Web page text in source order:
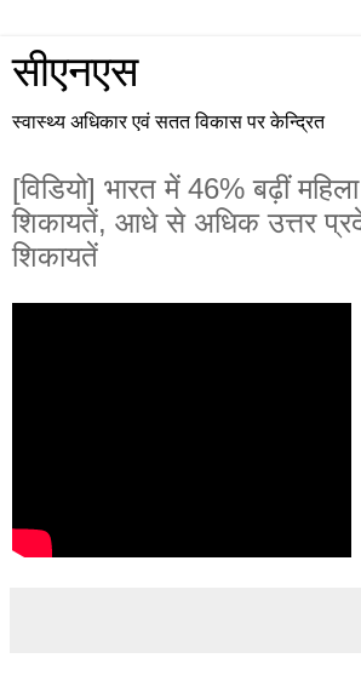
सीएनएस
स्वास्थ्य अधिकार एवं सतत विकास पर केन्द्रित
[विडियो] भारत में 46% बढ़ीं
शिकायतें, आधे से अधिक उत्तर
शिकायतें